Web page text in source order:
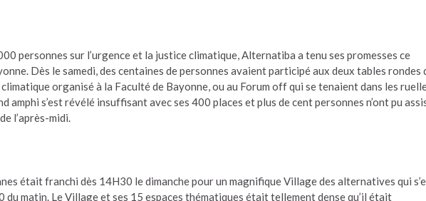
personnes sur l’urgence et la justice climatique, Alternatiba a tenu ses promesses ce
Dès le samedi, des centaines de personnes avaient participé aux deux tables rondes
organisé à la Faculté de Bayonne, ou au Forum off qui se tenaient dans les
amphi s’est révélé insuffisant avec ses 400 places et plus de cent personnes n’ont pu
l’après-midi.
était franchi dès 14H30 le dimanche pour un magnifique Village des alternatives qui
du matin. Le Village et ses 15 espaces thématiques était tellement dense qu’il était